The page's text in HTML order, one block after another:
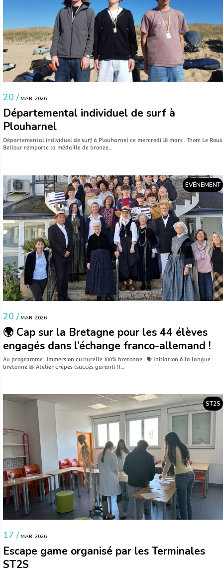
20 / MAR. 2026
Départemental individuel de surf à
Plouharnel
Départemental individuel de surf à Plouharnel ce mercredi 18 mars : Thom Le Roux
Bellour remporte la médaille de bronze…
EVÉNEMENT
20 / MAR. 2026
🌍 Cap sur la Bretagne pour les 44 élèves
engagés dans l’échange franco-allemand !
Au programme : immersion culturelle 100% bretonne : 🗣️ Initiation à la langue
bretonne 🥞 Atelier crêpes (succès garanti !)…
ST2S
17 / MAR. 2026
Escape game organisé par les Terminales
ST2S